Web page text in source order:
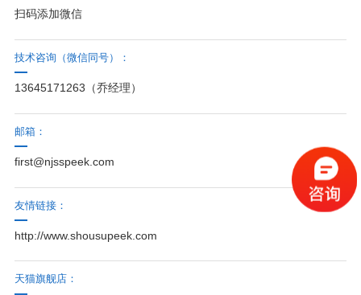
扫码添加微信
技术咨询（微信同号）：
13645171263（乔经理）
邮箱：
first@njsspeek.com
友情链接：
http://www.shousupeek.com
天猫旗舰店：